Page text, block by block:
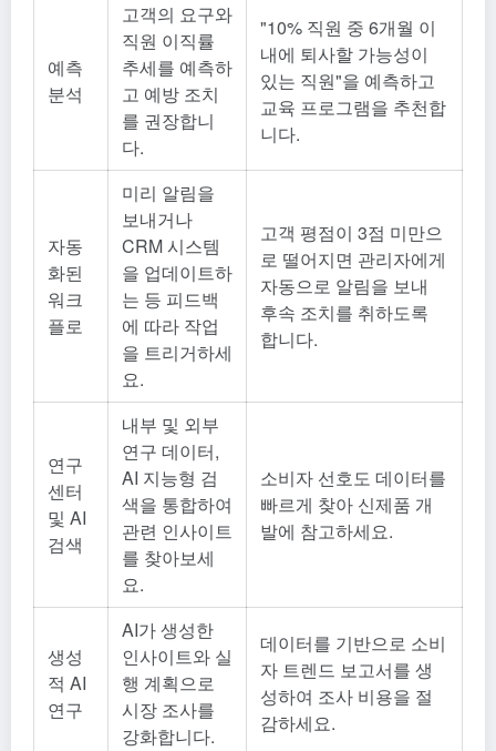
예측
분석
고객의 요구와
직원 이직률
추세를 예측하
고 예방 조치
를 권장합니
다.
"10% 직원 중 6개월 이
내에 퇴사할 가능성이
있는 직원"을 예측하고
교육 프로그램을 추천합
니다.
자동
화된
워크
플로
미리 알림을
보내거나
CRM 시스템
을 업데이트하
는 등 피드백
에 따라 작업
을 트리거하세
요.
고객 평점이 3점 미만으
로 떨어지면 관리자에게
자동으로 알림을 보내
후속 조치를 취하도록
합니다.
연구
센터
및 AI
검색
내부 및 외부
연구 데이터,
AI 지능형 검
색을 통합하여
관련 인사이트
를 찾아보세
요.
소비자 선호도 데이터를
빠르게 찾아 신제품 개
발에 참고하세요.
생성
적 AI
연구
AI가 생성한
인사이트와 실
행 계획으로
시장 조사를
강화합니다.
데이터를 기반으로 소비
자 트렌드 보고서를 생
성하여 조사 비용을 절
감하세요.